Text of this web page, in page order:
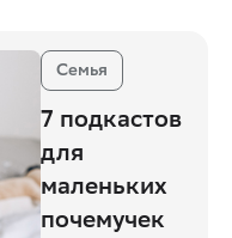
Семья
7 подкастов
для
маленьких
почемучек